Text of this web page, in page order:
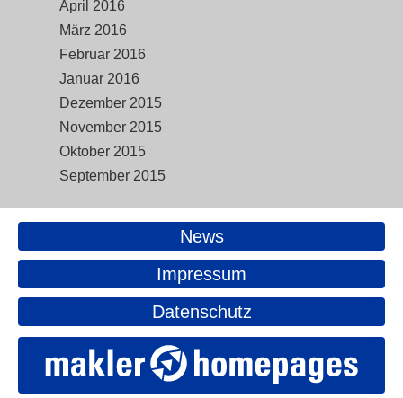
April 2016
März 2016
Februar 2016
Januar 2016
Dezember 2015
November 2015
Oktober 2015
September 2015
News
Impressum
Datenschutz